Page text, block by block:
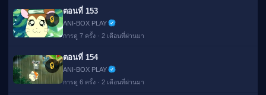
🔒
ตอนที่ 153
ANI-BOX PLAY
การดู 7 ครั้ง · 2 เดือนที่ผ่านมา
🔒
ตอนที่ 154
ANI-BOX PLAY
การดู 6 ครั้ง · 2 เดือนที่ผ่านมา